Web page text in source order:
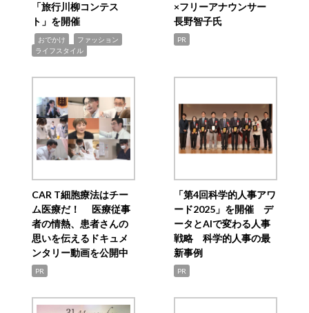
「旅行川柳コンテス
ト」を開催
おでかけ ファッション
ライフスタイル
×フリーアナウンサー
長野智子氏
PR
CAR T細胞療法はチー
ム医療だ！ 医療従事
者の情熱、患者さんの
思いを伝えるドキュメ
ンタリー動画を公開中
PR
「第4回科学的人事アワ
ード2025」を開催 デ
ータとAIで変わる人事
戦略 科学的人事の最
新事例
PR